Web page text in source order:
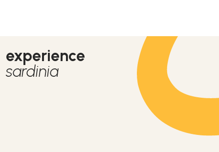
experience
sardinia